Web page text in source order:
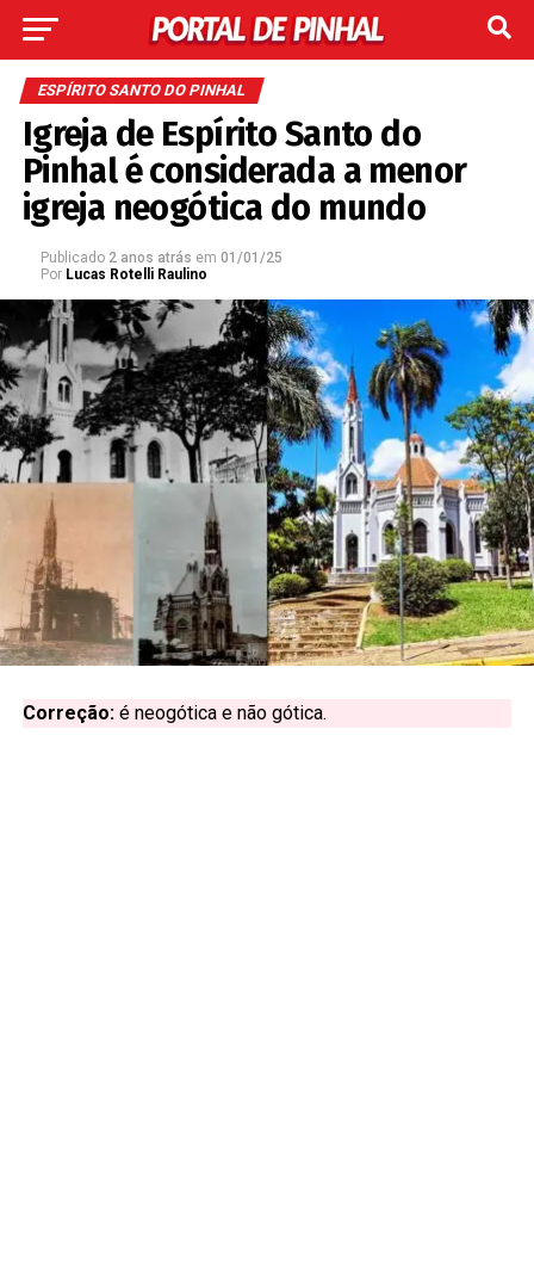
ESPÍRITO SANTO DO PINHAL
Igreja de Espírito Santo do
Pinhal é considerada a menor
igreja neogótica do mundo
Publicado 2 anos atrás em 01/01/25
Por Lucas Rotelli Raulino
Correção: é neogótica e não gótica.